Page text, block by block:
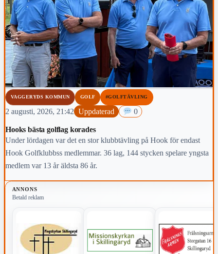
VAGGERYDS KOMMUN GOLF #GOLFTÄVLING
2 augusti, 2026, 21:42 Uppdaterad 0
Hooks bästa golflag korades
Under lördagen var det en stor klubbtävling på Hook för endast
Hook Golfklubbss medlemmar. 36 lag, 144 stycken spelare yngsta
medlem var 13 år äldsta 86 år.
ANNONS
Betald reklam